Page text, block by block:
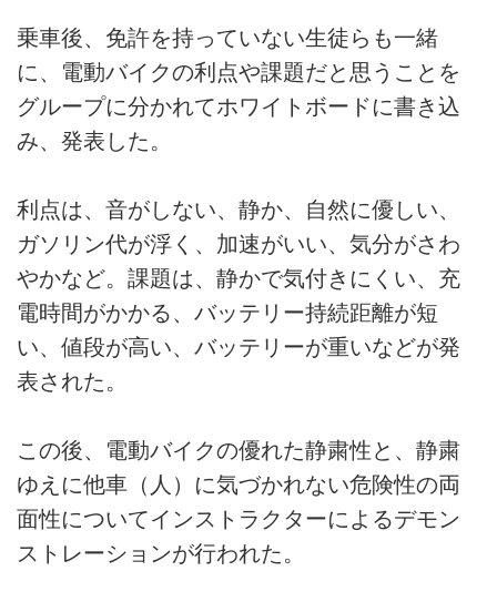
乗車後、免許を持っていない生徒らも一緒
に、電動バイクの利点や課題だと思うことを
グループに分かれてホワイトボードに書き込
み、発表した。
利点は、音がしない、静か、自然に優しい、
ガソリン代が浮く、加速がいい、気分がさわ
やかなど。課題は、静かで気付きにくい、充
電時間がかかる、バッテリー持続距離が短
い、値段が高い、バッテリーが重いなどが発
表された。
この後、電動バイクの優れた静粛性と、静粛
ゆえに他車（人）に気づかれない危険性の両
面性についてインストラクターによるデモン
ストレーションが行われた。